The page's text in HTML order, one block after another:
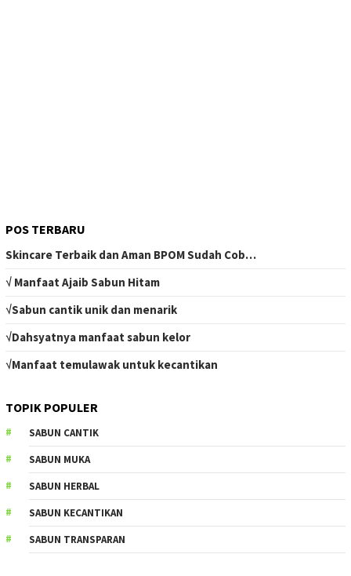
POS TERBARU
Skincare Terbaik dan Aman BPOM Sudah Cob…
√ Manfaat Ajaib Sabun Hitam
√Sabun cantik unik dan menarik
√Dahsyatnya manfaat sabun kelor
√Manfaat temulawak untuk kecantikan
TOPIK POPULER
SABUN CANTIK
SABUN MUKA
SABUN HERBAL
SABUN KECANTIKAN
SABUN TRANSPARAN